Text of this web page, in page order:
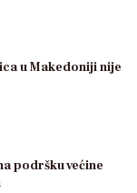
u Makedoniji nije
podršku većine